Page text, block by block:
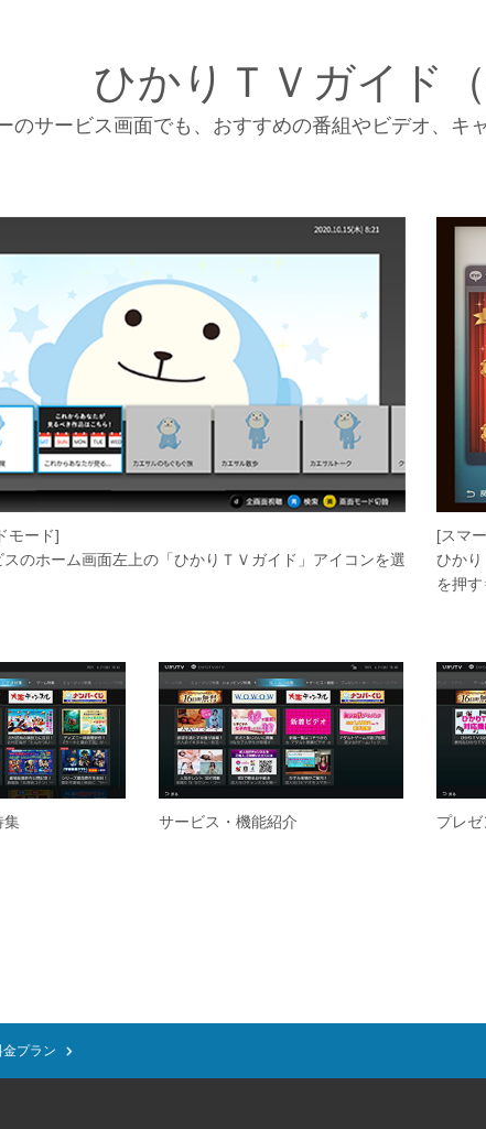
ひかりＴＶガイド
のサービス画面でも、おすすめの番組やビデオ、キ
モード]
のホーム画面左上の「ひかりＴＶガイド」アイコンを選
[スマ
ひか
を押
集 サービス・機能紹介 プレ
金プラン